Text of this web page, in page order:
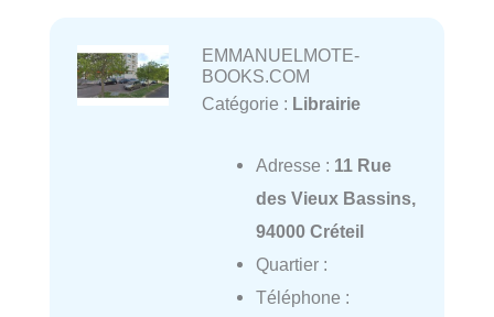
EMMANUELMOTE-
BOOKS.COM
Catégorie : Librairie
Adresse : 11 Rue
des Vieux Bassins,
94000 Créteil
Quartier :
Téléphone :